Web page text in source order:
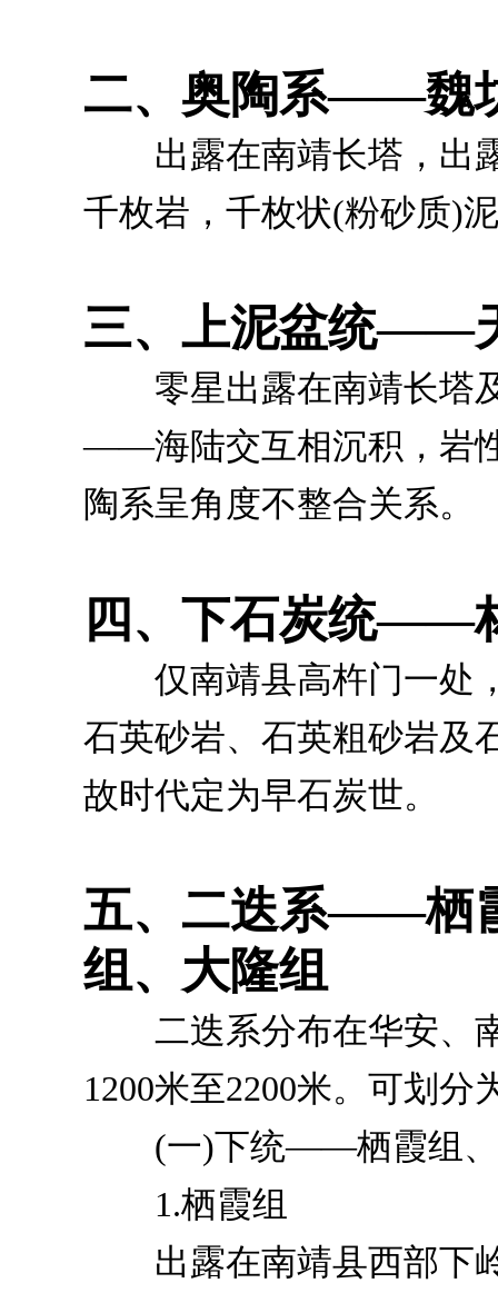
二、奥陶系——魏
出露在南靖长塔，出露
千枚岩，千枚状(粉砂质)
三、上泥盆统——
零星出露在南靖长塔及
——海陆交互相沉积，岩
陶系呈角度不整合关系。
四、下石炭统——
仅南靖县高杵门一处，
石英砂岩、石英粗砂岩及
故时代定为早石炭世。
五、二迭系——栖
组、大隆组
二迭系分布在华安、南
1200米至2200米。可划
(一)下统——栖霞组、
1.栖霞组
出露在南靖县西部下岭